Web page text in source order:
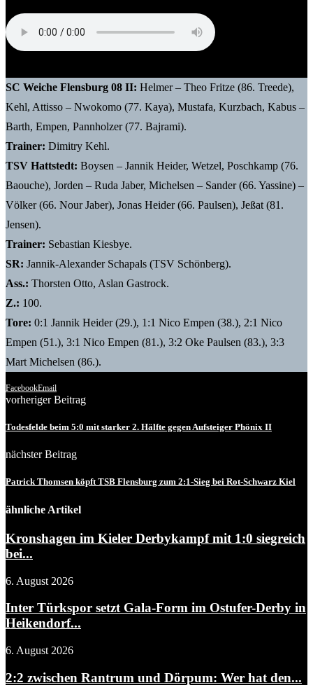
SC Weiche Flensburg 08 II: Helmer – Theo Fritze (86. Treede),
Kehl, Attisso – Nwokomo (77. Kaya), Mustafa, Kurzbach, Kabus –
Barth, Empen, Pannholzer (77. Bajrami).
Trainer: Dimitry Kehl.
TSV Hattstedt: Boysen – Jannik Heider, Wetzel, Poschkamp (76.
Baouche), Jorden – Ruda Jaber, Michelsen – Sander (66. Yassine) –
Völker (66. Nour Jaber), Jonas Heider (66. Paulsen), Jeßat (81.
Jensen).
Trainer: Sebastian Kiesbye.
SR: Jannik-Alexander Schapals (TSV Schönberg).
Ass.: Thorsten Otto, Aslan Gastrock.
Z.: 100.
Tore: 0:1 Jannik Heider (29.), 1:1 Nico Empen (38.), 2:1 Nico
Empen (51.), 3:1 Nico Empen (81.), 3:2 Oke Paulsen (83.), 3:3
Mart Michelsen (86.).
FacebookEmail
vorheriger Beitrag
Todesfelde beim 5:0 mit starker 2. Hälfte gegen Aufsteiger Phönix II
nächster Beitrag
Patrick Thomsen köpft TSB Flensburg zum 2:1-Sieg bei Rot-Schwarz Kiel
ähnliche Artikel
Kronshagen im Kieler Derbykampf mit 1:0 siegreich
bei...
6. August 2026
Inter Türkspor setzt Gala-Form im Ostufer-Derby in
Heikendorf...
6. August 2026
2:2 zwischen Rantrum und Dörpum: Wer hat den...